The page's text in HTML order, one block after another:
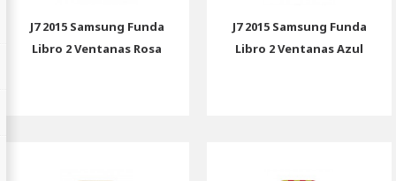
J7 2015 Samsung Funda
Libro 2 Ventanas Rosa
J7 2015 Samsung Funda
Libro 2 Ventanas Azul